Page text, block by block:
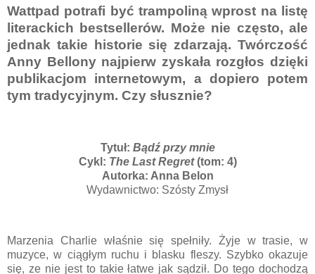
Wattpad potrafi być trampoliną wprost na listę
literackich bestsellerów. Może nie często, ale
jednak takie historie się zdarzają. Twórczość
Anny Bellony najpierw zyskała rozgłos dzięki
publikacjom internetowym, a dopiero potem
tym tradycyjnym. Czy słusznie?
Tytuł: Bądź przy mnie
Cykl: The Last Regret (tom: 4)
Autorka: Anna Belon
Wydawnictwo: Szósty Zmysł
Marzenia Charlie właśnie się spełniły. Żyje w trasie, w
muzyce, w ciągłym ruchu i blasku fleszy. Szybko okazuje
się, ze nie jest to takie łatwe jak sądził. Do tego dochodzą